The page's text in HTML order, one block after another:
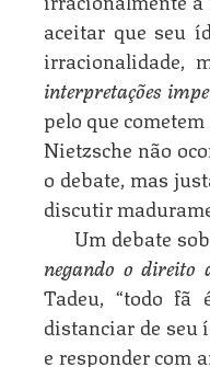
aceitar que seu
irracionalidade,
interpretações
pelo que
Nietzsche não
o debate, mas
discutir
Um debate
negando o direito
Tadeu, “todo fã
distanciar de seu
e responder com